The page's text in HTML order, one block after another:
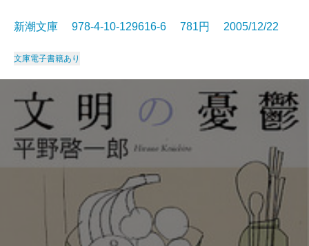
新潮文庫 978-4-10-129616-6 781円 2005/12/22
文庫電子書籍あり